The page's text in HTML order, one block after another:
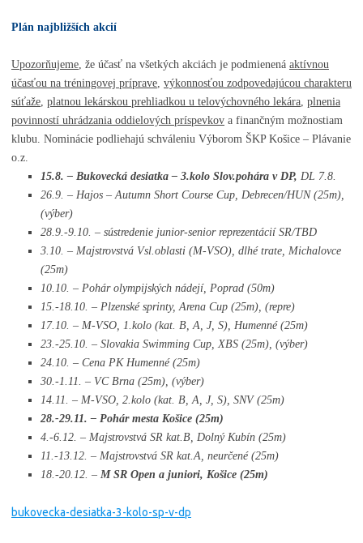
Plán najbližších akcií
Upozorňujeme, že účasť na všetkých akciách je podmienená aktívnou
účasťou na tréningovej príprave, výkonnosťou zodpovedajúcou charakteru
súťaže, platnou lekárskou prehliadkou u telovýchovného lekára, plnenia
povinností uhrádzania oddielových príspevkov a finančným možnostiam
klubu. Nominácie podliehajú schváleniu Výborom ŠKP Košice – Plávanie
o.z.
15.8. – Bukovecká desiatka – 3.kolo Slov.pohára v DP, DL 7.8.
26.9. – Hajos – Autumn Short Course Cup, Debrecen/HUN (25m),
(výber)
28.9.-9.10. – sústredenie junior-senior reprezentácií SR/TBD
3.10. – Majstrovstvá Vsl.oblasti (M-VSO), dlhé trate, Michalovce
(25m)
10.10. – Pohár olympijských nádejí, Poprad (50m)
15.-18.10. – Plzenské sprinty, Arena Cup (25m), (repre)
17.10. – M-VSO, 1.kolo (kat. B, A, J, S), Humenné (25m)
23.-25.10. – Slovakia Swimming Cup, XBS (25m), (výber)
24.10. – Cena PK Humenné (25m)
30.-1.11. – VC Brna (25m), (výber)
14.11. – M-VSO, 2.kolo (kat. B, A, J, S), SNV (25m)
28.-29.11. – Pohár mesta Košice (25m)
4.-6.12. – Majstrovstvá SR kat.B, Dolný Kubín (25m)
11.-13.12. – Majstrovstvá SR kat.A, neurčené (25m)
18.-20.12. – M SR Open a juniori, Košice (25m)
bukovecka-desiatka-3-kolo-sp-v-dp